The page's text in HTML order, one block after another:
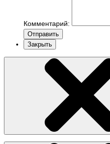
Комментарий:
Отправить
Закрыть